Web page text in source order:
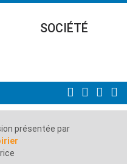
SOCIÉTÉ
présentée par